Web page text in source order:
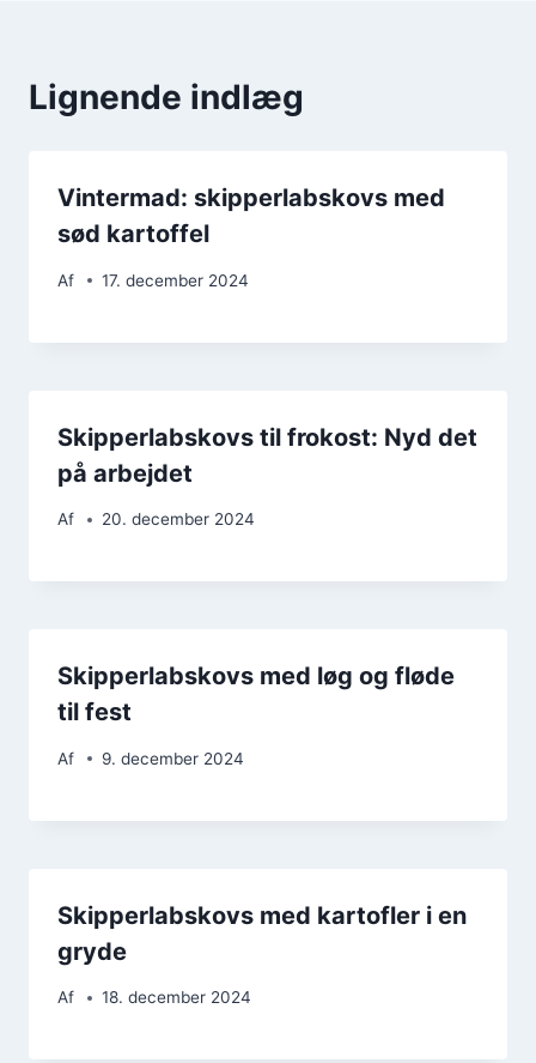
Lignende indlæg
Vintermad: skipperlabskovs med
sød kartoffel
Af 17. december 2024
Skipperlabskovs til frokost: Nyd det
på arbejdet
Af 20. december 2024
Skipperlabskovs med løg og fløde
til fest
Af 9. december 2024
Skipperlabskovs med kartofler i en
gryde
Af 18. december 2024